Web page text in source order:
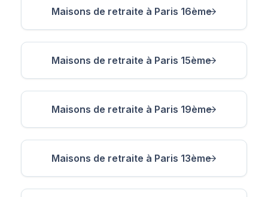
Maisons de retraite à Paris 16ème
Maisons de retraite à Paris 15ème
Maisons de retraite à Paris 19ème
Maisons de retraite à Paris 13ème